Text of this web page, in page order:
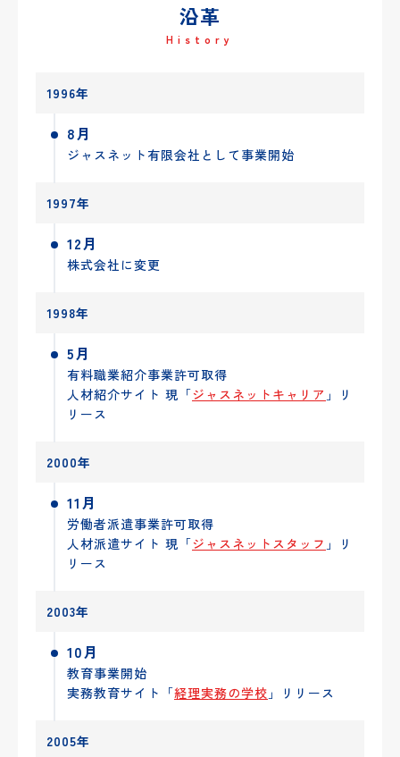
沿革
History
1996年
8月
ジャスネット有限会社として事業開始
1997年
12月
株式会社に変更
1998年
5月
有料職業紹介事業許可取得
人材紹介サイト 現「ジャスネットキャリア 」リ
リース
2000年
11月
労働者派遣事業許可取得
人材派遣サイト 現「ジャスネットスタッフ 」リ
リース
2003年
10月
教育事業開始
実務教育サイト「経理実務の学校 」リリース
2005年